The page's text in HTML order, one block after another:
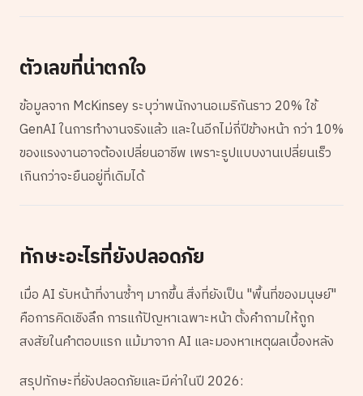
ตัวเลขที่น่าตกใจ
ข้อมูลจาก McKinsey ระบุว่าพนักงานอเมริกันราว 20% ใช้
GenAI ในการทำงานจริงแล้ว และในอีกไม่กี่ปีข้างหน้า กว่า 10%
ของแรงงานอาจต้องเปลี่ยนอาชีพ เพราะรูปแบบงานเปลี่ยนเร็ว
เกินกว่าจะยืนอยู่ที่เดิมได้
ทักษะอะไรที่ยังปลอดภัย
เมื่อ AI รับหน้าที่งานซ้ำๆ มากขึ้น สิ่งที่ยังเป็น "พื้นที่ของมนุษย์"
คือการคิดเชิงลึก การแก้ปัญหาเฉพาะหน้า ตั้งคำถามให้ถูก
สงสัยในคำตอบแรก แม้มาจาก AI และมองหาเหตุผลเบื้องหลัง
สรุปทักษะที่ยังปลอดภัยและมีค่าในปี 2026: